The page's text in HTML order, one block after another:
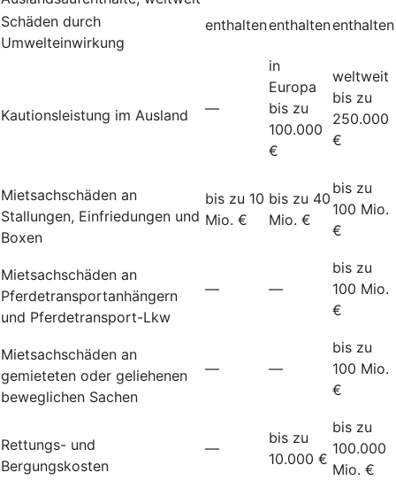
Schäden durch
Umwelteinwirkung
enthaltenenthaltenenthalten
Kautionsleistung im Ausland —
in
Europa
bis zu
100.000
€
weltweit
bis zu
250.000
€
Mietsachschäden an
Stallungen, Einfriedungen und
Boxen
bis zu 10
Mio. €
bis zu 40
Mio. €
bis zu
100 Mio.
€
Mietsachschäden an
Pferdetransportanhängern
und Pferdetransport-Lkw
— —
bis zu
100 Mio.
€
Mietsachschäden an
gemieteten oder geliehenen
beweglichen Sachen
— —
bis zu
100 Mio.
€
Rettungs- und
Bergungskosten
—
bis zu
10.000 €
bis zu
100.000
Mio. €